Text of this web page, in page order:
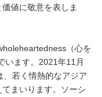
値に敬意を表しま
（心を
います。2021年11月
、若く情熱的なアジア
まいります。ソーシ